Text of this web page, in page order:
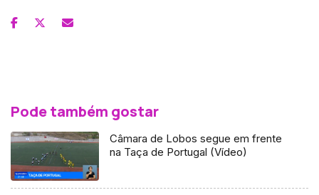
Pode também gostar
Câmara de Lobos segue em frente
na Taça de Portugal (Vídeo)